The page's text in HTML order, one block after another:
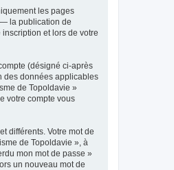
les pages
la publication de
et lors de votre
(désigné ci-après
des données applicables
de Topoldavie »
votre compte vous
différents. Votre mot de
de Topoldavie », à
mon mot de passe »
un nouveau mot de